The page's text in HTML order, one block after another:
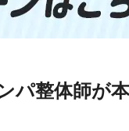
パ整体師が